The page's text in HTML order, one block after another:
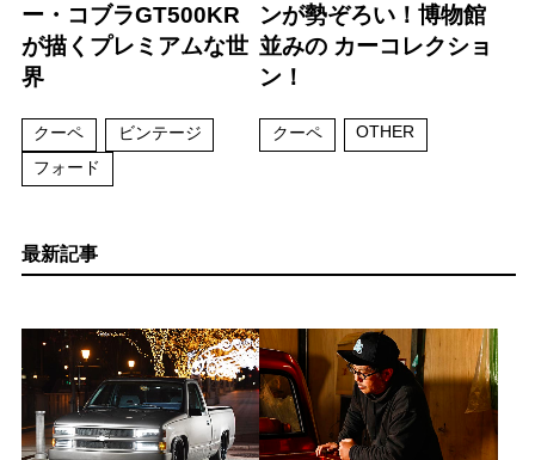
ー・コブラGT500KR
が描くプレミアムな世
界
クーペ
ビンテージ
フォード
ンが勢ぞろい！博物館
並みの カーコレクショ
ン！
クーペ OTHER
最新記事